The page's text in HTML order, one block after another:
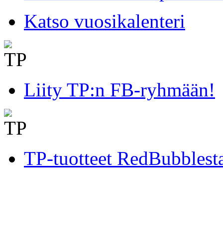
Katso vuosikalenteri
Liity TP:n FB-ryhmään!
TP-tuotteet